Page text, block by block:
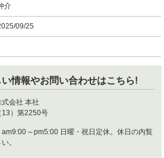
介
09/25
情報やお問い合わせはこちら!
会社 本社
13）第2250号
～pm5:00 日曜・祝日定休。休日の内覧
。